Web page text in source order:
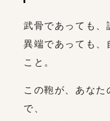
武骨であっても、
異端であっても、
こと。
この鞄が、あな
で、